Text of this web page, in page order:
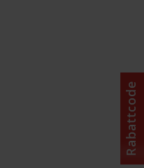
Rabattcode